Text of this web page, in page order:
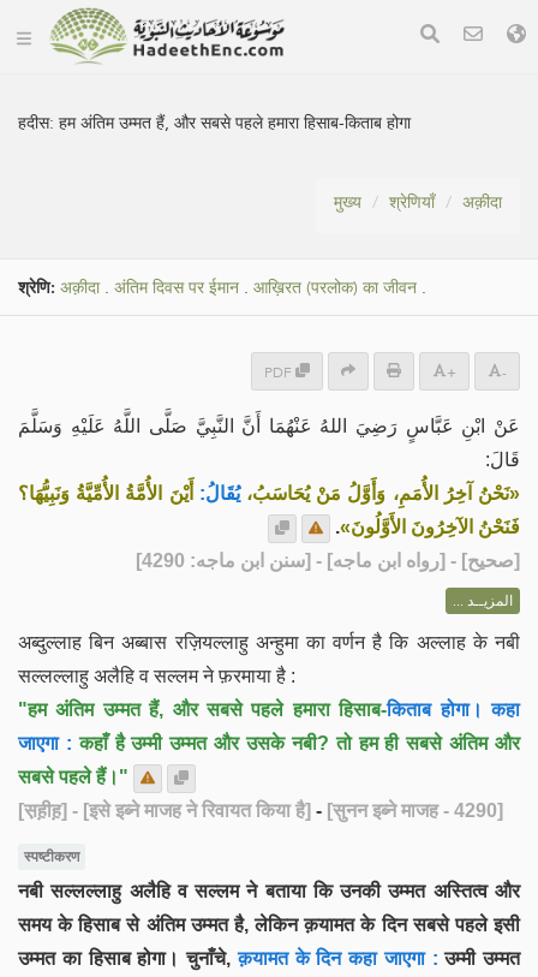
हदीस:हम अंतिम उम्मत हैं, और सबसे पहले हमारा हिसाब-किताब होगा
मुख्य श्रेणियाँ अक़ीदा
श्रेणि: अक़ीदा. अंतिम दिवस पर ईमान . आख़िरत (परलोक) का जीवन .
PDF + -
عَنْ ابْنِ عَبَّاسٍ رَضِيَ اللهُ عَنْهُمَا أَنَّ النَّبِيَّ صَلَّى اللَّهُ عَلَيْهِ وَسَلَّمَ
قَالَ:
«نَحْنُ آخِرُ الأُمَمِ، وَأَوَّلُ مَنْ يُحَاسَبُ، يُقَالُ: أَيْنَ الأُمَّةُ الأُمِّيَّةُ وَنَبِيُّهَا؟
فَنَحْنُ الآخِرُونَ الأَوَّلُونَ».
[صحيح] - [رواه ابن ماجه] - [سنن ابن ماجه: 4290]
المزيــد ...
अब्दुल्लाह बिन अब्बास रज़ियल्लाहु अन्हुमा का वर्णन है कि अल्लाह के नबी
सल्लल्लाहु अलैहि व सल्लम ने फ़रमाया है :
"हम अंतिम उम्मत हैं, और सबसे पहले हमारा हिसाब-किताब होगा। कहा
जाएगा : कहाँ है उम्मी उम्मत और उसके नबी? तो हम ही सबसे अंतिम और
सबसे पहले हैं।"
[स़ह़ीह़] - [इसे इब्ने माजह ने रिवायत किया है] - [सुनन इब्ने माजह - 4290]
स्पष्टीकरण
नबी सल्लल्लाहु अलैहि व सल्लम ने बताया कि उनकी उम्मत अस्तित्व और
समय के हिसाब से अंतिम उम्मत है, लेकिन क़यामत के दिन सबसे पहले इसी
उम्मत का हिसाब होगा। चुनाँचे, क़यामत के दिन कहा जाएगा : उम्मी उम्मत